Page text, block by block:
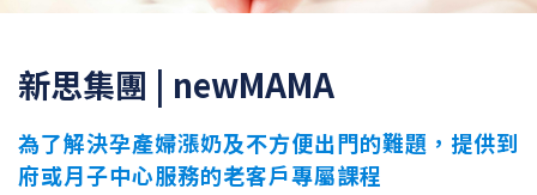
新思集團 | newMAMA
為了解決孕產婦漲奶及不方便出門的難題，提供到
府或月子中心服務的老客戶專屬課程